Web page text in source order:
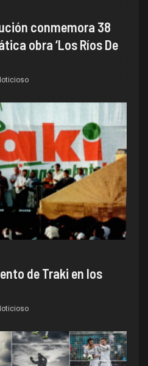
conmemora 38
obra ‘Los Ríos De
de Traki en los